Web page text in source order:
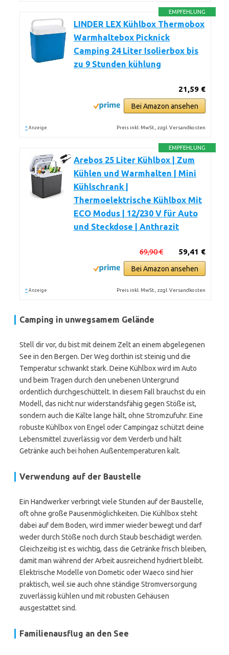
EMPFEHLUNG
LINDER LEX Kühlbox Thermobox
Warmhaltebox Picknick
Camping 24 Liter Isolierbox bis
zu 9 Stunden kühlung
21,59 €
Bei Amazon ansehen
* Anzeige Preis inkl. MwSt., zzgl. Versandkosten
EMPFEHLUNG
Arebos 25 Liter Kühlbox | Zum
Kühlen und Warmhalten | Mini
Kühlschrank |
Thermoelektrische Kühlbox Mit
ECO Modus | 12/230 V für Auto
und Steckdose | Anthrazit
59,41 €
69,90 €
Bei Amazon ansehen
* Anzeige Preis inkl. MwSt., zzgl. Versandkosten
Camping in unwegsamem Gelände
Stell dir vor, du bist mit deinem Zelt an einem abgelegenen
See in den Bergen. Der Weg dorthin ist steinig und die
Temperatur schwankt stark. Deine Kühlbox wird im Auto
und beim Tragen durch den unebenen Untergrund
ordentlich durchgeschüttelt. In diesem Fall brauchst du ein
Modell, das nicht nur widerstandsfähig gegen Stöße ist,
sondern auch die Kälte lange hält, ohne Stromzufuhr. Eine
robuste Kühlbox von Engel oder Campingaz schützt deine
Lebensmittel zuverlässig vor dem Verderb und hält
Getränke auch bei hohen Außentemperaturen kalt.
Verwendung auf der Baustelle
Ein Handwerker verbringt viele Stunden auf der Baustelle,
oft ohne große Pausenmöglichkeiten. Die Kühlbox steht
dabei auf dem Boden, wird immer wieder bewegt und darf
weder durch Stöße noch durch Staub beschädigt werden.
Gleichzeitig ist es wichtig, dass die Getränke frisch bleiben,
damit man während der Arbeit ausreichend hydriert bleibt.
Elektrische Modelle von Dometic oder Waeco sind hier
praktisch, weil sie auch ohne ständige Stromversorgung
zuverlässig kühlen und mit robusten Gehäusen
ausgestattet sind.
Familienausflug an den See